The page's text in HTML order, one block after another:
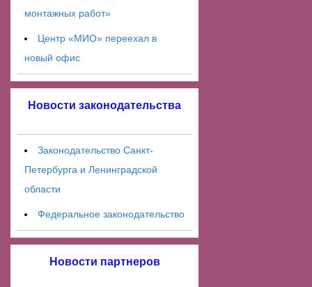
монтажных работ»
Центр «МИО» переехал в
новый офис
Новости законодательства
Законодательство Санкт-
Петербурга и Ленинградской
области
Федеральное законодательство
Новости партнеров